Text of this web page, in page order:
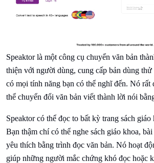
Speaktor là một công cụ chuyển văn bản
thiện với người dùng, cung cấp bản dùng
có mọi tính năng bạn có thể nghĩ đến. Nó rất
thể chuyển đổi văn bản viết thành lời nói
Speaktor có thể đọc to bất kỳ trang sách
Bạn thậm chí có thể nghe sách giáo khoa,
yêu thích bằng trình đọc văn bản. Nó hoạt
giúp những người mắc chứng khó đọc hoặc